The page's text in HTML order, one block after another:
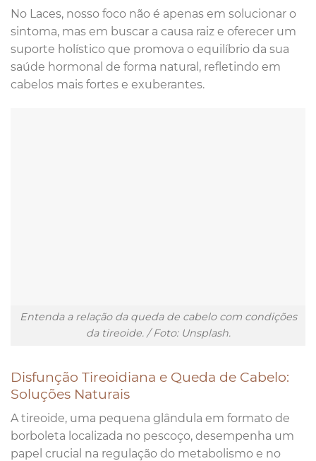
No Laces, nosso foco não é apenas em solucionar o
sintoma, mas em buscar a causa raiz e oferecer um
suporte holístico que promova o equilíbrio da sua
saúde hormonal de forma natural, refletindo em
cabelos mais fortes e exuberantes.
Entenda a relação da queda de cabelo com condições
da tireoide. / Foto: Unsplash.
Disfunção Tireoidiana e Queda de Cabelo:
Soluções Naturais
A tireoide, uma pequena glândula em formato de
borboleta localizada no pescoço, desempenha um
papel crucial na regulação do metabolismo e no